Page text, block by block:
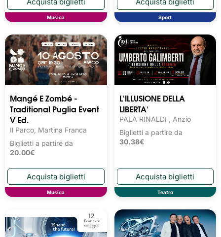
Musica Sport
Mangé E Zombé -
Traditional Puglia Event
V Ed.
Il Parco, Martina Franca
Biglietti a partire da
20.00€
Musica
L'ILLUSIONE DELLA
LIBERTA'
PALA RINALDI , Anzio
Biglietti a partire da
30.38€
Teatro